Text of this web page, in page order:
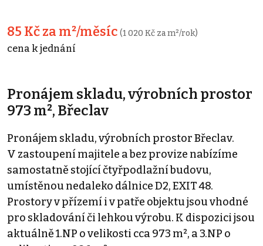
85 Kč za m²/měsíc (1 020 Kč za m²/rok)
cena k jednání
Pronájem skladu, výrobních prostor
973 m², Břeclav
Pronájem skladu, výrobních prostor Břeclav.
V zastoupení majitele a bez provize nabízíme
samostatně stojící čtyřpodlažní budovu,
umístěnou nedaleko dálnice D2, EXIT 48.
Prostory v přízemí i v patře objektu jsou vhodné
pro skladování či lehkou výrobu. K dispozici jsou
aktuálně 1.NP o velikosti cca 973 m², a 3.NP o